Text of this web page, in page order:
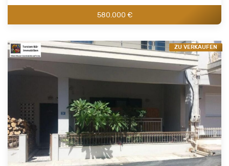
580.000 €
ZU VERKAUFEN